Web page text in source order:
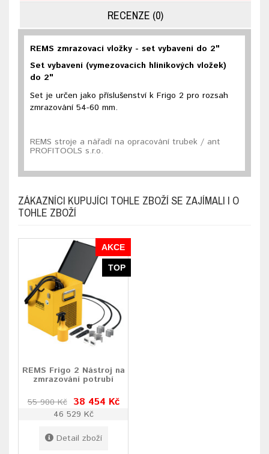
RECENZE (0)
REMS zmrazovací vložky - set vybavení do 2"
Set vybavení (vymezovacích hliníkových vložek)
do 2"
Set je určen jako příslušenství k Frigo 2 pro rozsah
zmrazování 54-60 mm.
REMS stroje a nářadí na opracování trubek / ant
PROFITOOLS s.r.o.
ZÁKAZNÍCI KUPUJÍCI TOHLE ZBOŽÍ SE ZAJÍMALI I O
TOHLE ZBOŽÍ
AKCE
TOP
REMS Frigo 2 Nástroj na
zmrazování potrubí
55 900 Kč 38 454 Kč
46 529 Kč
Detail zboží